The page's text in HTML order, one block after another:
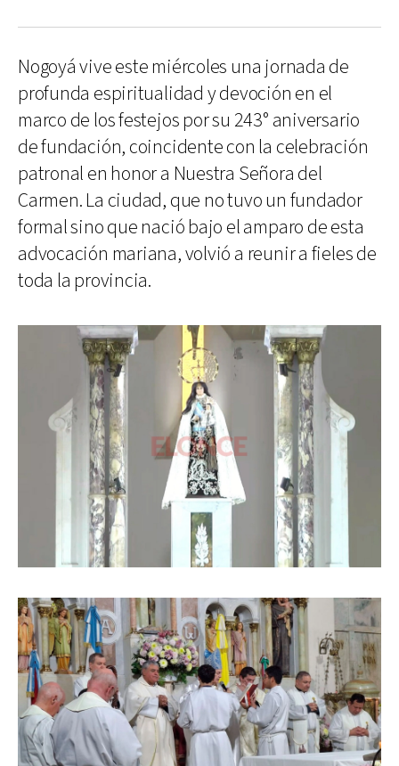
Nogoyá vive este miércoles una jornada de
profunda espiritualidad y devoción en el
marco de los festejos por su 243° aniversario
de fundación, coincidente con la celebración
patronal en honor a Nuestra Señora del
Carmen. La ciudad, que no tuvo un fundador
formal sino que nació bajo el amparo de esta
advocación mariana, volvió a reunir a fieles de
toda la provincia.